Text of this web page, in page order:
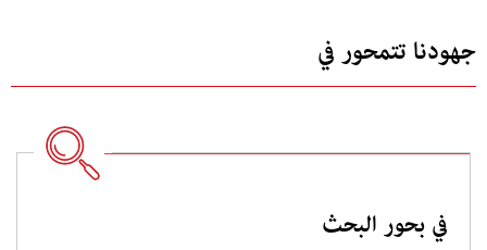
جهودنا تتمحور في
في بحور البحث